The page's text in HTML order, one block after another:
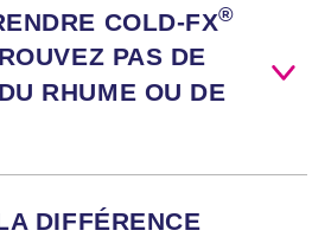
COLD‑FX®
PAS DE
RHUME OU DE
DIFFÉRENCE